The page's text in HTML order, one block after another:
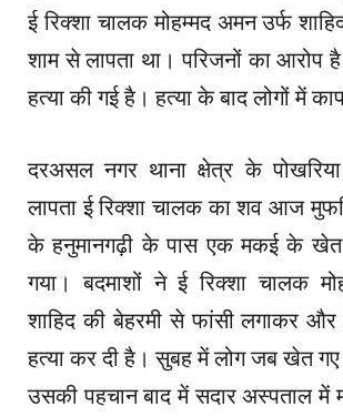
ई रिक्शा चालक मोहम्मद अमन उर्फ
शाम से लापता था। परिजनों का आरोप
हत्या की गई है। हत्या के बाद लोगों में
दरअसल नगर थाना क्षेत्र के
लापता ई रिक्शा चालक का शव आज
के हनुमानगढ़ी के पास एक मकई के खेत
गया। बदमाशों ने ई रिक्शा चालक
शाहिद की बेहरमी से फांसी लगाकर
हत्या कर दी है। सुबह में लोग जब खेत
उसकी पहचान बाद में सदार अस्पताल में